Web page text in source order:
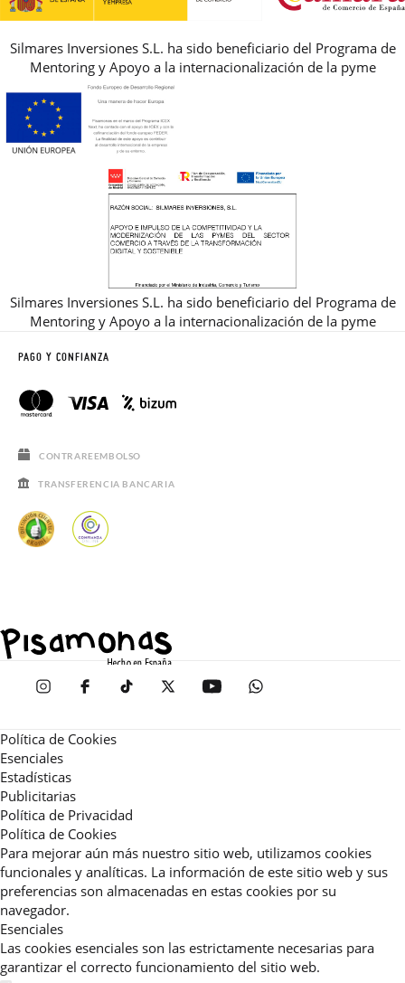
Silmares Inversiones S.L. ha sido beneficiario del Programa de
Mentoring y Apoyo a la internacionalización de la pyme
Silmares Inversiones S.L. ha sido beneficiario del Programa de
Mentoring y Apoyo a la internacionalización de la pyme
PAGO Y CONFIANZA
CONTRAREEMBOLSO
TRANSFERENCIA BANCARIA
Política de Cookies
Esenciales
Estadísticas
Publicitarias
Política de Privacidad
Política de Cookies
Para mejorar aún más nuestro sitio web, utilizamos cookies
funcionales y analíticas. La información de este sitio web y sus
preferencias son almacenadas en estas cookies por su
navegador.
Esenciales
Las cookies esenciales son las estrictamente necesarias para
garantizar el correcto funcionamiento del sitio web.